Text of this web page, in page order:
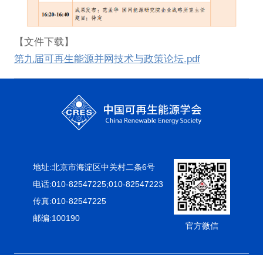
【文件下载】
第九届可再生能源并网技术与政策论坛.pdf
地址:北京市海淀区中关村二条6号
电话:010-82547225;010-82547223
传真:010-82547225
邮编:100190
官方微信